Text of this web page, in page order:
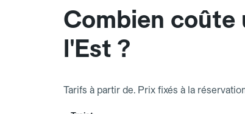
Combien coûte
l'Est ?
Tarifs à partir de. Prix fixés à la